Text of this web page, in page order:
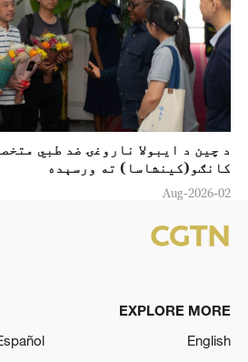
د چین د ايبولا ناروغۍ ضد طبي
کانګو(کينشاسا) ته ورسېده
02-Aug-2026
EXPLORE MORE
English